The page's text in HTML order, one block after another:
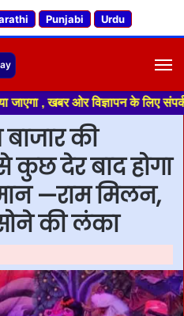
Punjabi Urdu
ओर विज्ञापन के लिए संपर्क करे
की
कुछ देर बाद होगा
—राम मिलन,
की लंका